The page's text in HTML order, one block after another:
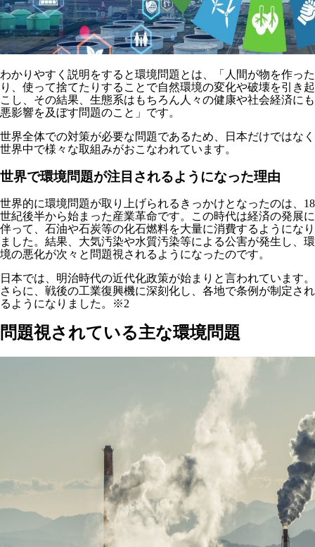
わかりやすく説明をすると環境問題とは、
「人間が物を作った
り、使って捨てたりすることで自然環境の変化や破壊を引き起
こし、その結果、生態系はもちろん人々の健康や社会経済にも
悪影響を及ぼす問題のこと」 です。
世界全体での対策が必要な問題であるため、日本だけではなく
世界中で様々な取組みがおこなわれています。
世界で環境問題が注目されるようになった理由
世界的に環境問題が取り上げられるきっかけとなったのは、18
世紀後半から始まった産業革命です。この時代は経済の発展に
伴って、石油や石炭等の化石燃料を大量に消費するようになり
ました。結果、大気汚染や水質汚染等による公害が発生し、環
境の悪化が次々と問題視されるようになったのです。
日本では、明治時代の近代化政策が始まりと言われています。
さらに、戦後の工業復興機に深刻化し、各地で条例が制定され
るようになりました。※2
問題視されている主な環境問題